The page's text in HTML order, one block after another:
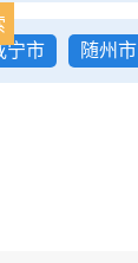
宁市 随州市